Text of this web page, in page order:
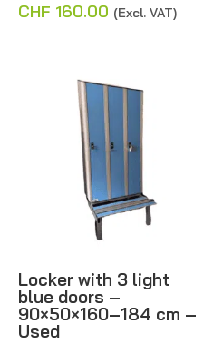
CHF 160.00 (Excl. VAT)
Locker with 3 light
blue doors –
90×50×160–184 cm –
Used